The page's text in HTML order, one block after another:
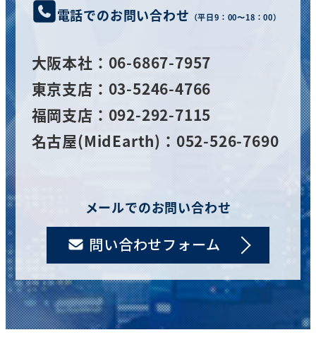
電話でのお問い合わせ （平日9：00〜18：00）
大阪本社 ：06-6867-7957
東京支店：03-5246-4766
福岡支店：092-292-7115
名古屋(MidEarth)：052-526-7690
メールでのお問い合わせ
問い合わせフォーム